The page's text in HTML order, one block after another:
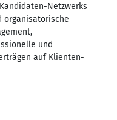
Netzwerks
organisatorische
und
auf Klienten-